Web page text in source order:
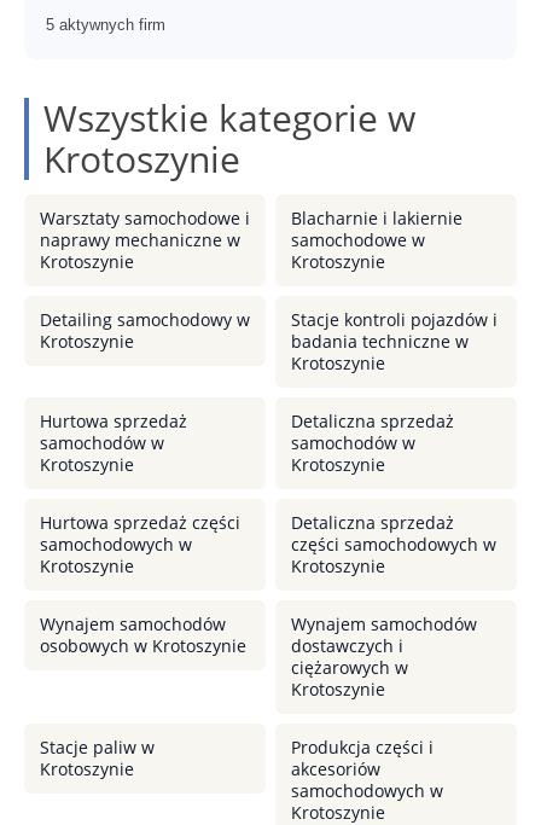
5 aktywnych firm
Wszystkie kategorie w
Krotoszynie
Warsztaty samochodowe i
naprawy mechaniczne w
Krotoszynie
Blacharnie i lakiernie
samochodowe w
Krotoszynie
Detailing samochodowy w
Krotoszynie
Stacje kontroli pojazdów i
badania techniczne w
Krotoszynie
Hurtowa sprzedaż
samochodów w
Krotoszynie
Detaliczna sprzedaż
samochodów w
Krotoszynie
Hurtowa sprzedaż części
samochodowych w
Krotoszynie
Detaliczna sprzedaż
części samochodowych w
Krotoszynie
Wynajem samochodów
osobowych w Krotoszynie
Wynajem samochodów
dostawczych i
ciężarowych w
Krotoszynie
Stacje paliw w
Krotoszynie
Produkcja części i
akcesoriów
samochodowych w
Krotoszynie